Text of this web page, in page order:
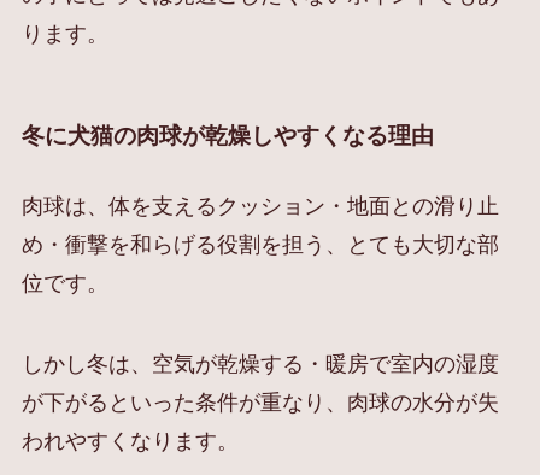
ります。
冬に犬猫の肉球が乾燥しやすくなる理由
肉球は、体を支えるクッション・地面との滑り止
め・衝撃を和らげる役割を担う、とても大切な部
位です。
しかし冬は、空気が乾燥する・暖房で室内の湿度
が下がるといった条件が重なり、肉球の水分が失
われやすくなります。